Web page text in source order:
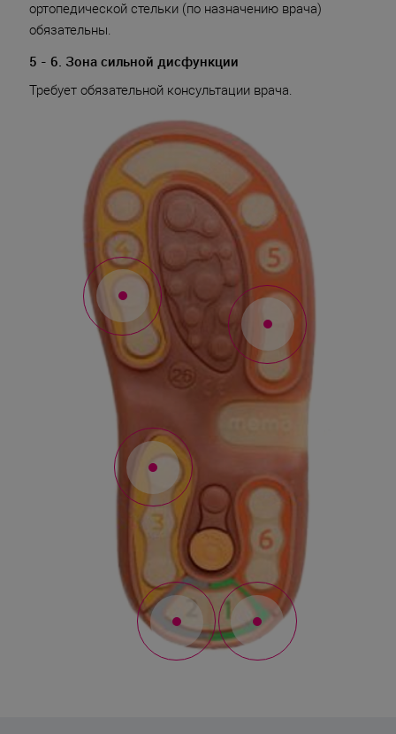
ортопедической стельки (по назначению врача)
обязательны.
5 - 6. Зона сильной дисфункции
Требует обязательной консультации врача.
1
2
3
4
5